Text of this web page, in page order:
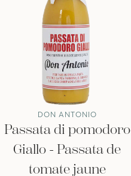
DON ANTONIO
Passata di pomodoro
Giallo - Passata de
tomate jaune